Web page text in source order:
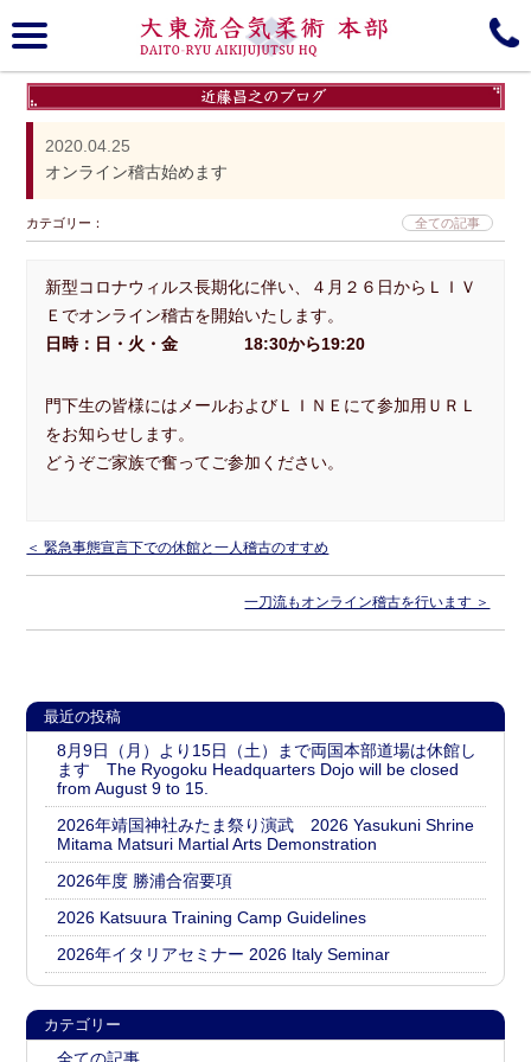
歴史
Media gallery 所属道場＆Branches
Schedule 組織図
近藤昌之 Blog/Information 門下生ブログ
Instagram Online Seminar
YouTube 見学無料体験会
礼法と所作
▼ 本部道場
見学随時受付中
▼ 一刀流剣術
一刀流剣術
▼ お問合せ
お問合せ
▼ English
About Daito-ryu
大東流合気柔術, 本部, Daito-ryu, Aiki-jujutsu
2020.04.25
オンライン稽古始めます
カテゴリー： 全ての記事
新型コロナウィルス長期化に伴い、４月２６日からＬＩＶ
Ｅでオンライン稽古を開始いたします。
日時：日・火・金 18:30から19:20
門下生の皆様にはメールおよびＬＩＮＥにて参加用ＵＲＬ
をお知らせします。
どうぞご家族で奮ってご参加ください。
＜ 緊急事態宣言下での休館と一人稽古のすすめ
一刀流もオンライン稽古を行います ＞
最近の投稿
8月9日（月）より15日（土）まで両国本部道場は休館し
ます The Ryogoku Headquarters Dojo will be closed
from August 9 to 15.
2026年靖国神社みたま祭り演武 2026 Yasukuni Shrine
Mitama Matsuri Martial Arts Demonstration
2026年度 勝浦合宿要項
2026 Katsuura Training Camp Guidelines
2026年イタリアセミナー 2026 Italy Seminar
カテゴリー